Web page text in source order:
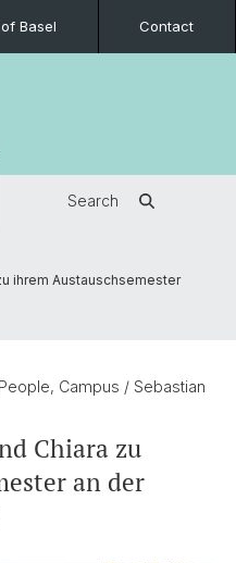
Basel Contact
Search
ihrem Austauschsemester
Campus / Sebastian
Chiara zu
an der